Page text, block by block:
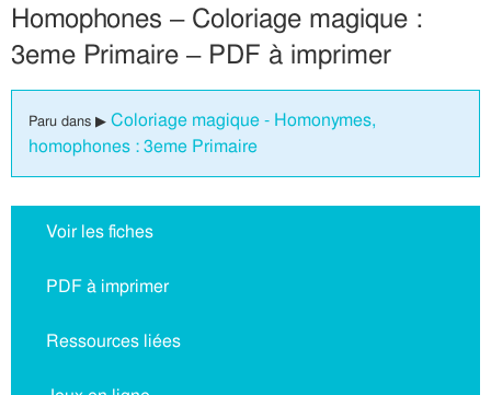
Homophones – Coloriage magique :
3eme Primaire – PDF à imprimer
Paru dans ▶ Coloriage magique - Homonymes,
homophones : 3eme Primaire
Voir les fiches
PDF à imprimer
Ressources liées